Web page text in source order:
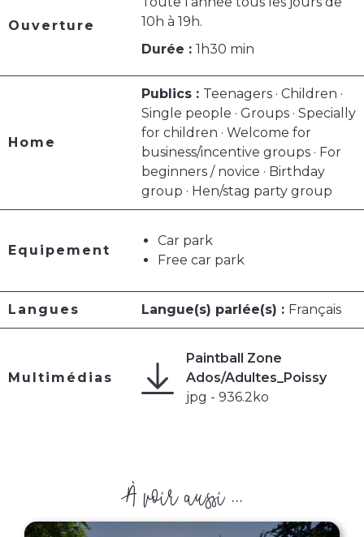
Ouverture
10h à 19h.
Durée : 1h30 min
Home
Publics : Teenagers · Children ·
Single people · Groups · Specially
for children · Welcome for
business/incentive groups · For
beginners / novice · Birthday
group · Hen/stag party group
Equipement
Car park
Free car park
Langues Langue(s) parlée(s) : Français
Multimédias
Paintball Zone
Ados/Adultes_Poissy
jpg - 936.2ko
À voir aussi ...